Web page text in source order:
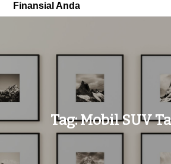
Finansial Anda
Tag:Mobil SUV